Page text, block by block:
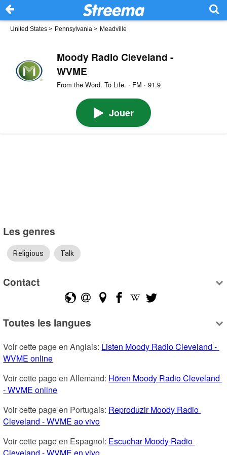
United States > Pennsylvania > Meadville
Moody Radio Cleveland -
WVME
From the Word. To Life. · FM · 91.9
Jouer
Les genres
Religious Talk
Contact
Toutes les langues
Voir cette page en Anglais: Listen Moody Radio Cleveland -
WVME online
Voir cette page en Allemand: Hören Moody Radio Cleveland
- WVME online
Voir cette page en Portugais: Reproduzir Moody Radio
Cleveland - WVME ao vivo
Voir cette page en Espagnol: Escuchar Moody Radio
Cleveland - WVME en vivo